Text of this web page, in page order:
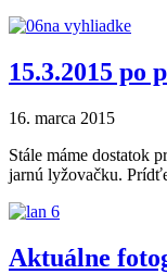
15.3.2015 po
16. marca 2015
Stále máme dostatok
jarnú lyžovačku.
Aktuálne